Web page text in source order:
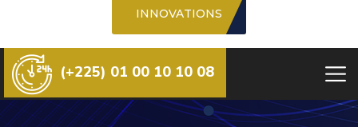
INNOVATIONS
(+225) 01 00 10 10 08